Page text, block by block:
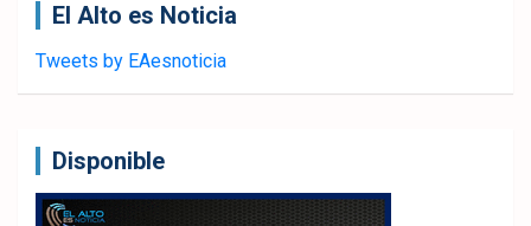
El Alto es Noticia
Tweets by EAesnoticia
Disponible